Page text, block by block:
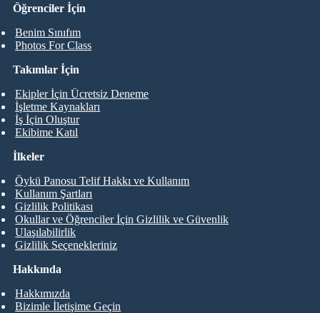
Öğrenciler İçin
Benim Sınıfım
Photos For Class
Takımlar İçin
Ekipler İçin Ücretsiz Deneme
İşletme Kaynakları
İş İçin Oluştur
Ekibime Katıl
Hakkında
Hakkımızda
Bizimle İletişime Geçin
İlkeler
Öykü Panosu Telif Hakkı ve Kullanım
Kullanım Şartları
Gizlilik Politikası
Okullar ve Öğrenciler İçin Gizlilik ve Güvenlik
Ulaşılabilirlik
Gizlilik Seçenekleriniz